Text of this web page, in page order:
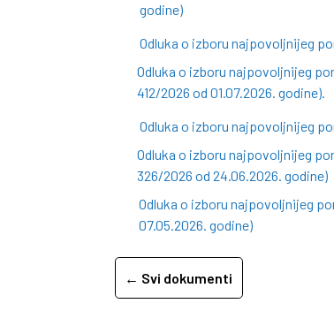
godine)
Odluka o izboru najpovoljnijeg
Odluka o izboru najpovoljnijeg
412/2026 od 01.07.2026. godine).
Odluka o izboru najpovoljnijeg
Odluka o izboru najpovoljnijeg
326/2026 od 24.06.2026. godine)
Odluka o izboru najpovoljnijeg
07.05.2026. godine)
← Svi dokumenti